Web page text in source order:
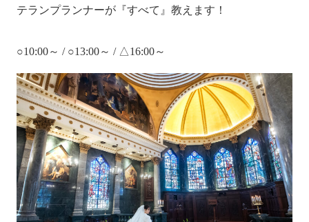
テランプランナーが『すべて』教えます！
○10:00～ / ○13:00～ / △16:00～